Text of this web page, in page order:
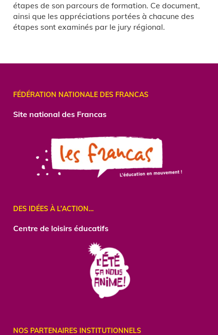
étapes de son parcours de formation. Ce document,
ainsi que les appréciations portées à chacune des
étapes sont examinés par le jury régional.
FÉDÉRATION NATIONALE DES FRANCAS
Site national des Francas
DES IDÉES À L’ACTION…
Centrede loisirs éducatifs
NOS PARTENAIRES INSTITUTIONNELS